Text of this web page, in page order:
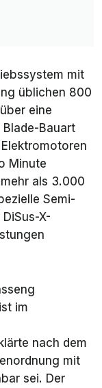
mit
üblichen 800
eine
Bauart
Minute
als 3.000
Semi-
X-
im
nach dem
mit
sei. Der